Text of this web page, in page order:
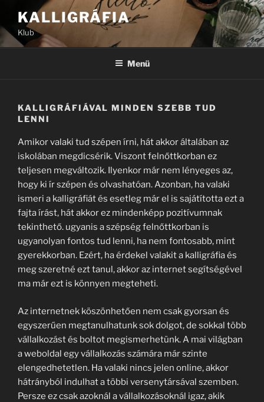
Tartalomhoz
KALLIGRÁFIA
Klub
Menü
KALLIGRÁFIÁVAL MINDEN SZEBB TUD
LENNI
Amikor valaki tud szépen írni, hát akkor általában az
iskolában megdicsérik. Viszont felnőttkorban ez
teljesen megváltozik. Ilyenkor már nem lényeges az,
hogy ki ír szépen és olvashatóan. Azonban, ha valaki
ismeri a kalligráfiát és esetleg már el is sajátította ezt a
fajta írást, hát akkor ez mindenképp pozitívumnak
tekinthető. ugyanis a szépség felnőttkorban is
ugyanolyan fontos tud lenni, ha nem fontosabb, mint
gyerekkorban. Ezért, ha érdekel valakit a kalligráfia és
meg szeretné ezt tanul, akkor az internet segítségével
ma már ezt is könnyen megteheti.
Az internetnek köszönhetően nem csak gyorsan és
egyszerűen megtanulhatunk sok dolgot, de sokkal több
vállalkozást és boltot megismerhetünk. A mai világban
a weboldal egy vállalkozás számára már szinte
elengedhetetlen. Ha valaki nincs jelen online, akkor
hátrányból indulhat a többi versenytársával szemben.
Persze ez csak azoknál a vállalkozásoknál igaz, akik